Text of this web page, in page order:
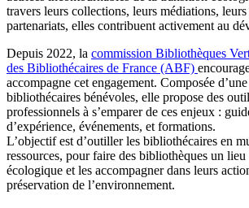
travers leurs collections, leurs médiations, leurs
partenariats, elles contribuent activement au
Depuis 2022, la commission Bibliothèques
des Bibliothécaires de France (ABF)
accompagne cet engagement. Composée
bibliothécaires bénévoles, elle propose des
professionnels à s’emparer de ces enjeux :
d’expérience, événements, et formations.
L’objectif est d’outiller les bibliothécaires en
ressources, pour faire des bibliothèques un
écologique et les accompagner dans leurs
préservation de l’environnement.